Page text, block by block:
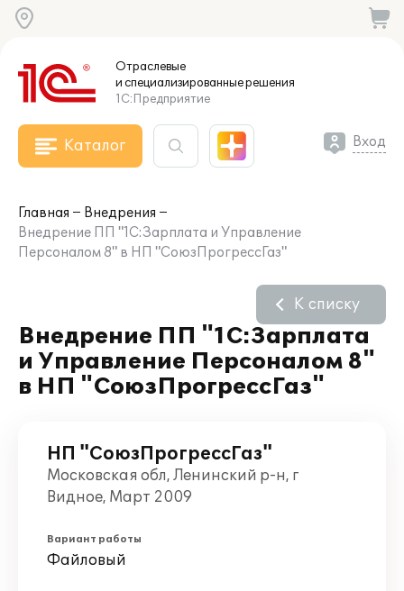
Отраслевые
и специализированныерешения
1С:Предприятие
Каталог Вход
Главная
Внедрения
Внедрение ПП "1С:Зарплата и Управление
Персоналом 8" в НП "СоюзПрогрессГаз"
Внедрение ПП "1С:Зарплата
и Управление Персоналом 8"
в НП "СоюзПрогрессГаз"
К списку
НП "СоюзПрогрессГаз"
Московская обл, Ленинский р-н, г
Видное, Март 2009
Вариант работы
Файловый